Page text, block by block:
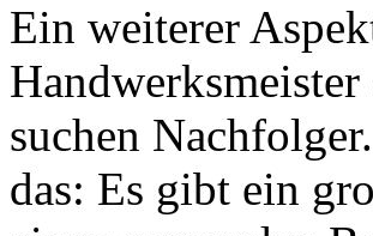
Ein weiterer
suchen
das: Es gibt ein